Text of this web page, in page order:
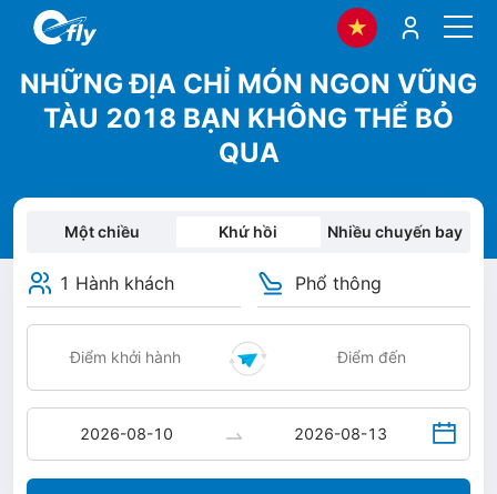
NHỮNG ĐỊA CHỈ MÓN NGON VŨNG
TÀU 2018 BẠN KHÔNG THỂ BỎ
QUA
Một chiều Khứ hồi Nhiều chuyến bay
1 Hành khách Phổ thông